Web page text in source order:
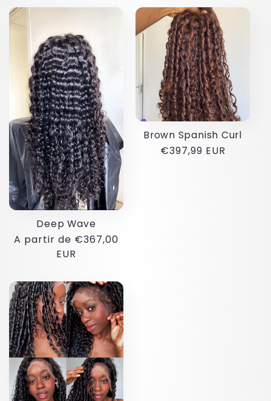
Deep Wave
Preço
A partir de €367,00
EUR
Brown Spanish Curl
Preço
€397,99 EUR